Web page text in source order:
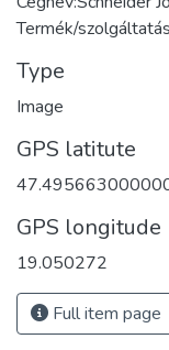
Termék/
Type
Image
GPS latitute
GPS longitude
19.050272
Full item page